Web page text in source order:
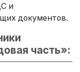
и
документов.
часть»: